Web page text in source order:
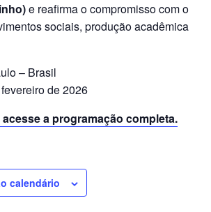
e reafirma o compromisso com o
sociais, produção acadêmica
– Brasil
de 2026
a programação completa.
calendário